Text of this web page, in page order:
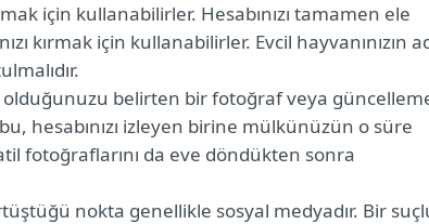
için kullanabilirler. Hesabınızı tamamen ele
kırmak için kullanabilirler. Evcil hayvanınızın
olduğunuzu belirten bir fotoğraf veya
hesabınızı izleyen birine mülkünüzün o süre
fotoğraflarını da eve döndükten sonra
nokta genellikle sosyal medyadır. Bir